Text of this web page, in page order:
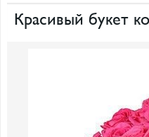
Красивый букет